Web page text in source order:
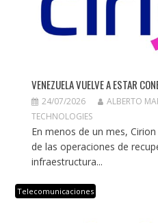
VENEZUELA VUELVE A ESTAR
24/07/2026 ALBERTO
TECHNOLOGIES
En menos de un mes,
de las operaciones de
infraestructura...
Telecomunicaciones